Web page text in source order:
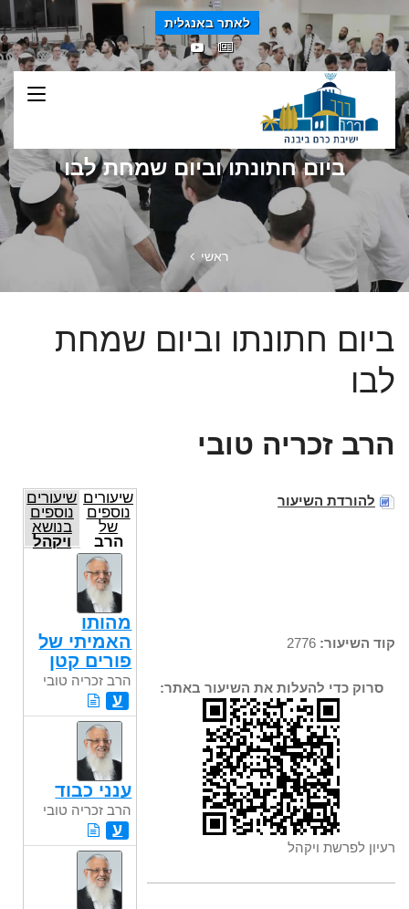
לאתר באנגלית
ביום חתונתו וביום שמחת לבו
ראשי
ביום חתונתו וביום שמחת
לבו
הרב זכריה טובי
להורדת השיעור
קוד השיעור:
סרוק כדי להעלות את השיעור באתר:
רעיון לפרשת ויקהל
שיעורים
נוספים
של
הרב
זכריה
טובי
שיעורים
נוספים
בנושא
ויקהל
מהותו
האמיתי של
פורים קטן
הרב זכריה טובי
ע
ענני כבוד
הרב זכריה טובי
ע